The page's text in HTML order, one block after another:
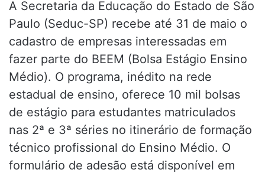
A Secretaria da Educação do Estado de São
Paulo (Seduc-SP) recebe até 31 de maio o
cadastro de empresas interessadas em
fazer parte do BEEM (Bolsa Estágio Ensino
Médio). O programa, inédito na rede
estadual de ensino, oferece 10 mil bolsas
de estágio para estudantes matriculados
nas 2ª e 3ª séries no itinerário de formação
técnico profissional do Ensino Médio. O
formulário de adesão está disponível em